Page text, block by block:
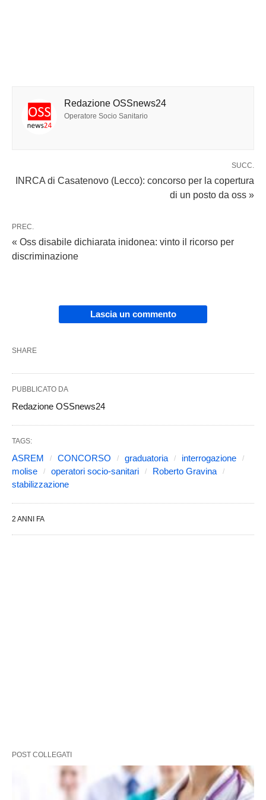
Redazione OSSnews24
Operatore Socio Sanitario
SUCC.
INRCA di Casatenovo (Lecco): concorso per la copertura
di un posto da oss »
PREC.
« Oss disabile dichiarata inidonea: vinto il ricorso per
discriminazione
Lascia un commento
SHARE
PUBBLICATO DA
Redazione OSSnews24
TAGS:
ASREM CONCORSO graduatoria
interrogazione
molise
operatori socio-sanitari
Roberto Gravina
stabilizzazione
2 ANNI FA
POST COLLEGATI